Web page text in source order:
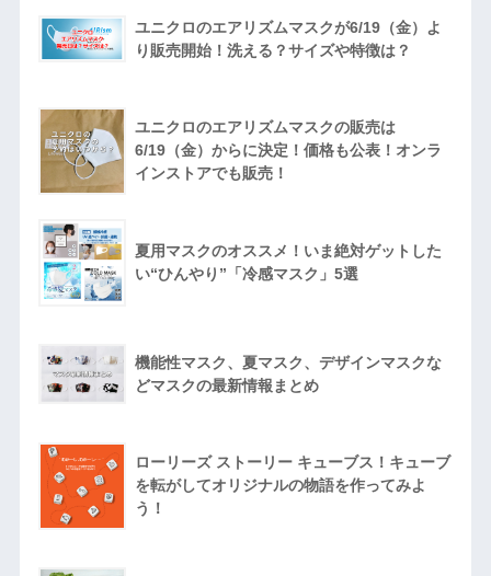
ユニクロのエアリズムマスクが6/19（金）よ
り販売開始！洗える？サイズや特徴は？
ユニクロのエアリズムマスクの販売は
6/19（金）からに決定！価格も公表！オンラ
インストアでも販売！
夏用マスクのオススメ！いま絶対ゲットした
い“ひんやり”「冷感マスク」5選
機能性マスク、夏マスク、デザインマスクな
どマスクの最新情報まとめ
ローリーズ ストーリー キューブス！キューブ
を転がしてオリジナルの物語を作ってみよ
う！